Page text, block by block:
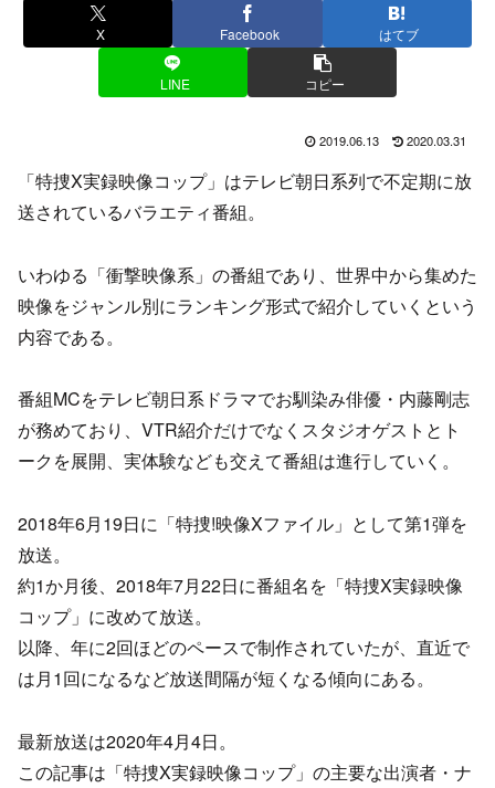
X Facebook はてブ
LINE コピー
2019.06.13 2020.03.31
「特捜X実録映像コップ」はテレビ朝日系列で不定期に放
送されているバラエティ番組。
いわゆる「衝撃映像系」の番組であり、世界中から集めた
映像をジャンル別にランキング形式で紹介していくという
内容である。
番組MCをテレビ朝日系ドラマでお馴染み俳優・内藤剛志
が務めており、VTR紹介だけでなくスタジオゲストとト
ークを展開、実体験なども交えて番組は進行していく。
2018年6月19日に「特捜!映像Xファイル」として第1弾を
放送。
約1か月後、2018年7月22日に番組名を「特捜X実録映像
コップ」に改めて放送。
以降、年に2回ほどのペースで制作されていたが、直近で
は月1回になるなど放送間隔が短くなる傾向にある。
最新放送は2020年4月4日。
この記事は「特捜X実録映像コップ」の主要な出演者・ナ